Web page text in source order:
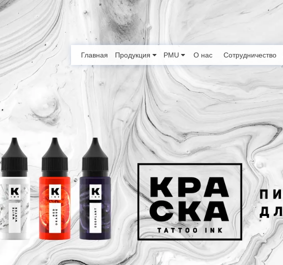
Главная Продукция PMU О нас Сотрудничество